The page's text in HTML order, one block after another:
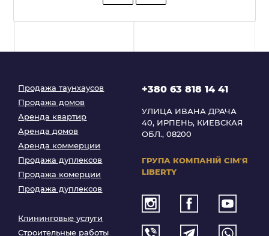
Продажа таунхаусов
Продажа домов
Аренда квартир
Аренда домов
Аренда коммерции
Продажа дуплексов
Продажа комерции
Продажа дуплексов
Клининговые услуги
Строительные работы
+380 63 818 14 41
УЛИЦА ИВАНА ДРАЧА
40, ИРПЕНЬ, КИЕВСКАЯ
ОБЛ., 08200
ГРУПА КОМПАНІЙ СІМʼЯ
LIBERTY